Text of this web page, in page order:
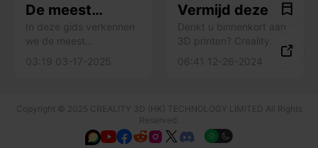
De meest
voorkomende
fouten in 3D
Printing
herstellen)
In deze gids verkennen
we de meest
ontwerpfouten bij 3D-
om u te helpen betere
succespercentage bij
03:19 03-17-2025
Vermijd deze 5
valkuilen bij het
voorbereiden
van 3D
Denkt u binnenkort aan
3D printen? Creality
Cloud experts belichten
vijf veelgemaakte fouten
probleemloze ervaring.
Bekijk ze!
06:41 12-26-2024

Copyright © 2025 CREALITY 3D (HK) TECHNOLOGY LIMITED All Rights
Reserved.
  